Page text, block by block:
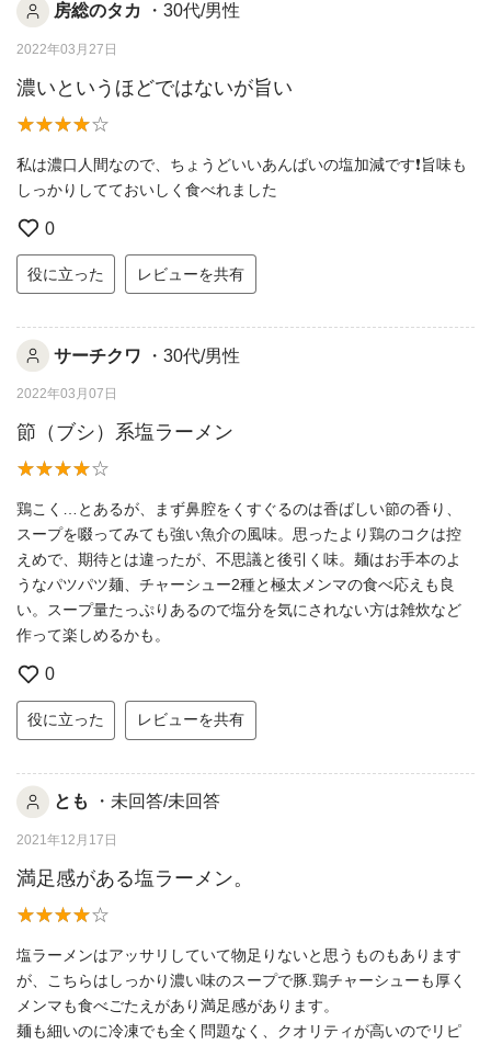
房総のタカ ・30代/男性
2022年03月27日
濃いというほどではないが旨い
私は濃口人間なので、ちょうどいいあんばいの塩加減です❗旨味も
しっかりしてておいしく食べれました
0
役に立った レビューを共有
サーチクワ ・30代/男性
2022年03月07日
節（ブシ）系塩ラーメン
鶏こく…とあるが、まず鼻腔をくすぐるのは香ばしい節の香り、
スープを啜ってみても強い魚介の風味。思ったより鶏のコクは控
えめで、期待とは違ったが、不思議と後引く味。麺はお手本のよ
うなパツパツ麺、チャーシュー2種と極太メンマの食べ応えも良
い。スープ量たっぷりあるので塩分を気にされない方は雑炊など
作って楽しめるかも。
0
役に立った レビューを共有
とも ・未回答/未回答
2021年12月17日
満足感がある塩ラーメン。
塩ラーメンはアッサリしていて物足りないと思うものもあります
が、こちらはしっかり濃い味のスープで豚.鶏チャーシューも厚く
メンマも食べごたえがあり満足感があります。
麺も細いのに冷凍でも全く問題なく、クオリティが高いのでリピ